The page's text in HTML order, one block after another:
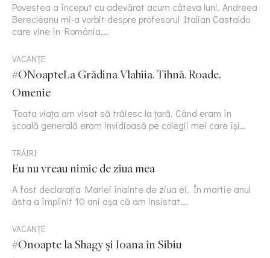
Povestea a început cu adevărat acum câteva luni. Andreea
Berecleanu mi-a vorbit despre profesorul Italian Castaldo
care vine în România,…
VACANȚE
#ONoapteLa Grădina Vlahiia. Tihnă. Roade.
Omenie
Toata viața am visat să trăiesc la țară. Când eram în
școală generală eram invidioasă pe colegii mei care își…
TRĂIRI
Eu nu vreau nimic de ziua mea
A fost declarația Mariei înainte de ziua ei. În martie anul
ăsta a împlinit 10 ani așa că am insistat….
VACANȚE
#Onoapte la Shagy și Ioana în Sibiu